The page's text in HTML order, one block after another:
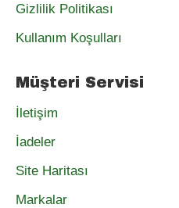
Gizlilik Politikası
Kullanım Koşulları
Müşteri Servisi
İletişim
İadeler
Site Haritası
Markalar